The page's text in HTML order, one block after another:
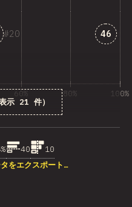
20 「
46
示 21 件）
60% 80% 100%
40
10
をエクスポート…